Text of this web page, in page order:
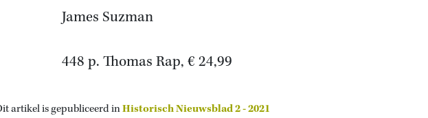
James Suzman
448 p. Thomas Rap, € 24,99
artikel is gepubliceerd inHistorisch Nieuwsblad 2 - 2021